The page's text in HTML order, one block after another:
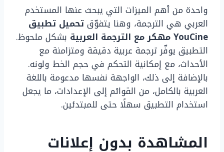
واحدة من أهم الميزات التي يبحث عنها المستخدم
العربي هي الترجمة، وهنا يتفوّقتحميل تطبيق
YouCine مهكر مع الترجمة العربية
بشكل ملحوظ.
التطبيق يوفّر ترجمة عربية دقيقة ومتزامنة مع
الأحداث، مع إمكانية التحكم في حجم الخط ولونه.
بالإضافة إلى ذلك، الواجهة نفسها مدعومة باللغة
العربية بالكامل، من القوائم إلى الإعدادات، ما يجعل
استخدام التطبيق سهلًا حتى للمبتدئين.
المشاهدة بدون إعلانات